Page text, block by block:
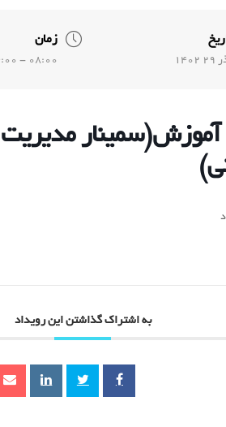
1402
زمان
08:00 - 14:00
آموزش(سمینار مدیریت
به اشتراک گذاشتن این رویداد